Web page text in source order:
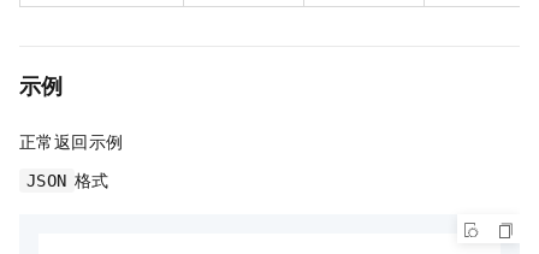
示例
正常返回示例
JSON 格式